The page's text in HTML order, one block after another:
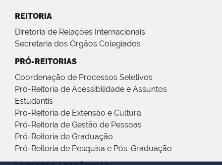
REITORIA
Diretoria de Relações Internacionais
Secretaria dos Órgãos Colegiados
PRÓ-REITORIAS
Coordenação de Processos Seletivos
Pró-Reitoria de Acessibilidade e Assuntos
Estudantis
Pró-Reitoria de Extensão e Cultura
Pró-Reitoria de Gestão de Pessoas
Pró-Reitoria de Graduação
Pró-Reitoria de Pesquisa e Pós-Graduação